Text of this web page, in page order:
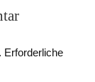
Erforderliche